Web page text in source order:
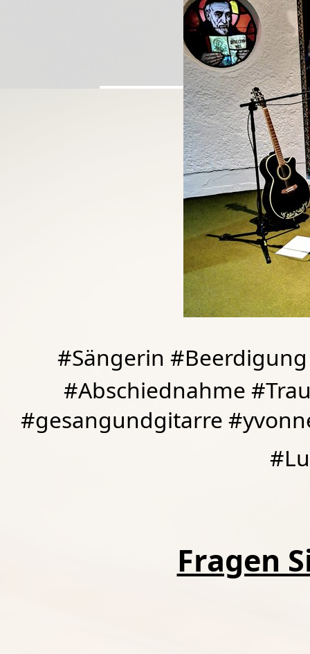
#Sängerin
#Abschiednahme
#gesangundgitarre
Fragen